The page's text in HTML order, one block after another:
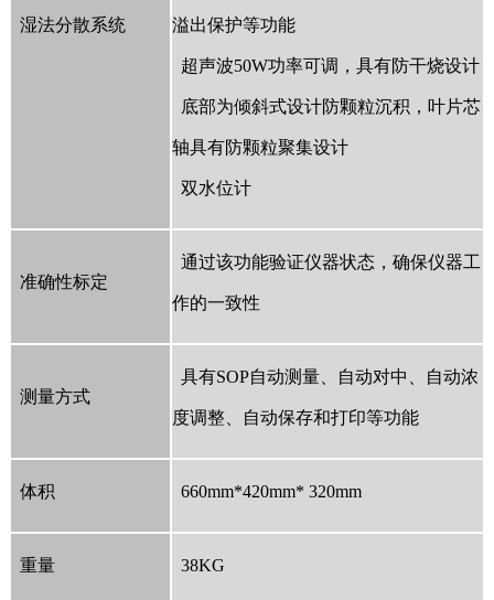
湿法分散系统 溢出保护等功能
超声波50W功率可调，具有防干烧设计
底部为倾斜式设计防颗粒沉积，叶片芯
轴具有防颗粒聚集设计
双水位计
准确性标定
通过该功能验证仪器状态，确保仪器工
作的一致性
测量方式
具有SOP自动测量、自动对中、自动浓
度调整、自动保存和打印等功能
体积 660mm*420mm* 320mm
重量 38KG